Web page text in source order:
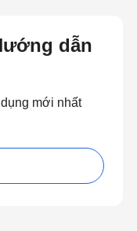
dẫn
mới nhất